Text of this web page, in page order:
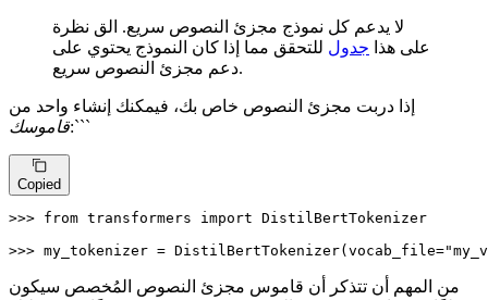
لا يدعم كل نموذج مجزئ النصوص سريع. الق نظرة
على هذا جدول للتحقق مما إذا كان النموذج يحتوي على
دعم مجزئ النصوص سريع.
إذا دربت مجزئ النصوص خاص بك، فيمكنك إنشاء واحد من
قاموسك:```
Copied
>>> from transformers import DistilBertTokenizer
>>> my_tokenizer = DistilBertTokenizer(vocab_file=
من المهم أن تتذكر أن قاموس مجزئ النصوص المُخصص سيكون